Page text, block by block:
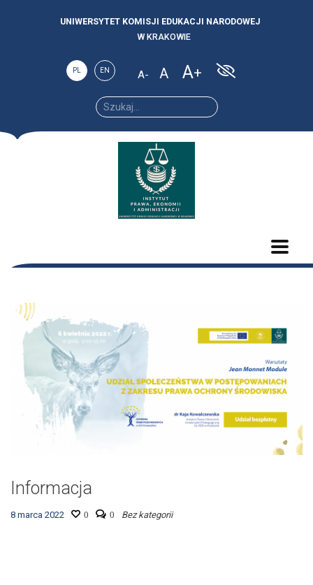
UNIWERSYTET KOMISJI EDUKACJI NARODOWEJ
W KRAKOWIE
PL EN
A
A
font
size.
A
font
size.
Informacja
8 marca 2022 0 0 Bez kategorii